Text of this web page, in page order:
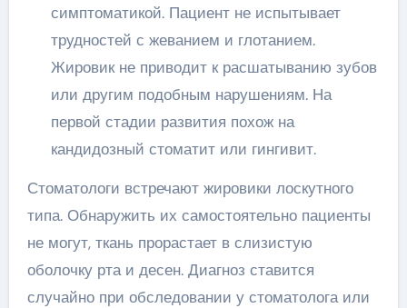
симптоматикой. Пациент не испытывает
трудностей с жеванием и глотанием.
Жировик не приводит к расшатыванию зубов
или другим подобным нарушениям. На
первой стадии развития похож на
кандидозный стоматит или гингивит.
Стоматологи встречают жировики лоскутного
типа. Обнаружить их самостоятельно пациенты
не могут, ткань прорастает в слизистую
оболочку рта и десен. Диагноз ставится
случайно при обследовании у стоматолога или